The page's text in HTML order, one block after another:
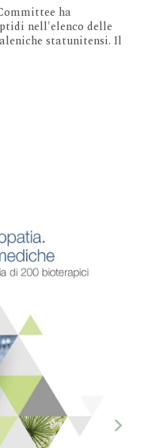
ha
nell'elenco delle
statunitensi. Il